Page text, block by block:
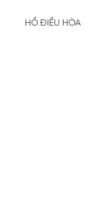
HỒ ĐIỀU HÒA